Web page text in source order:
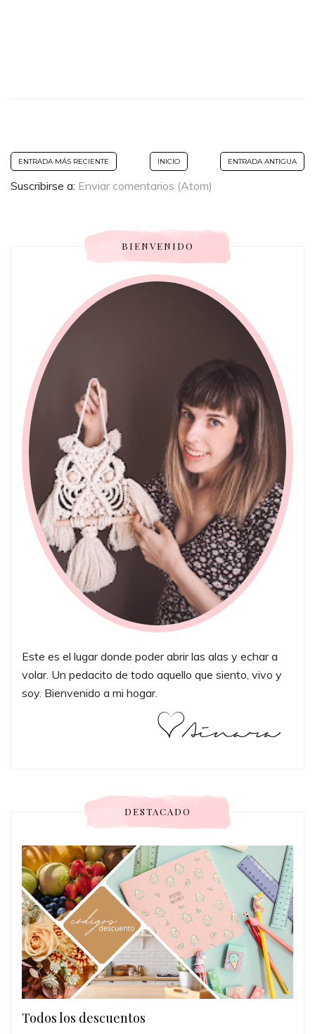
ENTRADA MÁS RECIENTE ENTRADA ANTIGUA
INICIO
Suscribirse a: Enviar comentarios (Atom)
BIENVENIDO
Este es el lugar donde poder abrir las alas y echar a
volar. Un pedacito de todo aquello que siento, vivo y
soy. Bienvenido a mi hogar.
DESTACADO
Todos los descuentos